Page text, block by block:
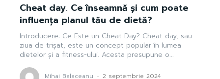
Cheat day. Ce înseamnă și cum poate
influența planul tău de dietă?
Introducere: Ce Este un Cheat Day? Cheat day, sau
ziua de trișat, este un concept popular în lumea
dietelor și a fitness-ului. Acesta presupune o...
Mihai Balaceanu - 2 septembrie 2024